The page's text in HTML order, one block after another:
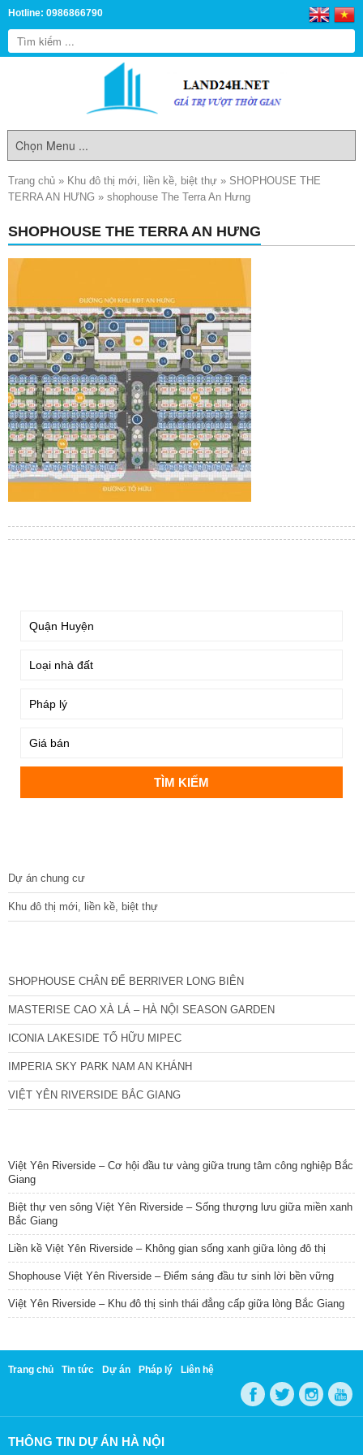
Hotline: 0986866790
Trang chủ » Khu đô thị mới, liền kề, biệt thự » SHOPHOUSE THE
TERRA AN HƯNG » shophouse The Terra An Hưng
SHOPHOUSE THE TERRA AN HƯNG
Dự án chung cư
Khu đô thị mới, liền kề, biệt thự
SHOPHOUSE CHÂN ĐẾ BERRIVER LONG BIÊN
MASTERISE CAO XÀ LÁ – HÀ NỘI SEASON GARDEN
ICONIA LAKESIDE TỐ HỮU MIPEC
IMPERIA SKY PARK NAM AN KHÁNH
VIỆT YÊN RIVERSIDE BẮC GIANG
Việt Yên Riverside – Cơ hội đầu tư vàng giữa trung tâm công nghiệp Bắc
Giang
Biệt thự ven sông Việt Yên Riverside – Sống thượng lưu giữa miền xanh
Bắc Giang
Liền kề Việt Yên Riverside – Không gian sống xanh giữa lòng đô thị
Shophouse Việt Yên Riverside – Điểm sáng đầu tư sinh lời bền vững
Việt Yên Riverside – Khu đô thị sinh thái đẳng cấp giữa lòng Bắc Giang
Trang chủ Tin tức Dự án Pháp lý Liên hệ
THÔNG TIN DỰ ÁN HÀ NỘI